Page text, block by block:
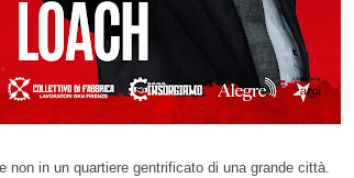
non in un quartiere gentrificato di una grande città.